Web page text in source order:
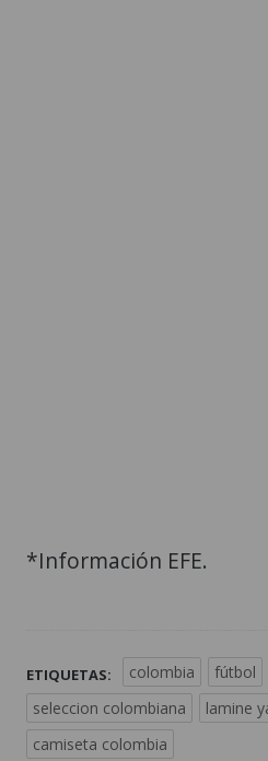
*Información EFE.
ETIQUETAS: colombia fútbol
seleccion colombiana
lamine
camiseta colombia